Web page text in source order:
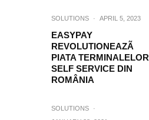
SOLUTIONS · APRIL 5, 2023
EASYPAY
REVOLUTIONEAZÃ
PIATA TERMINALELOR
SELF SERVICE DIN
ROMÂNIA
SOLUTIONS
·